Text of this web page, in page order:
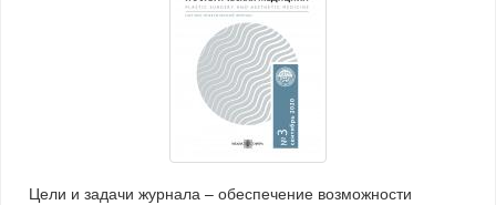
Цели и задачи журнала – обеспечение возможности